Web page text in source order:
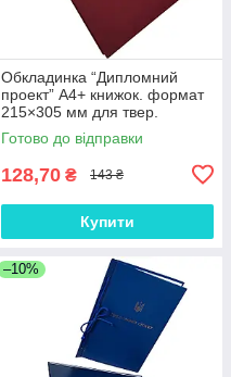
Обкладинка “Дипломний
проект” А4+ книжок. формат
215×305 мм для твер.
палітурка бордова (20мм) (1
шт)
Готово до відправки
128,70 ₴ 143 ₴
Купити
–10%